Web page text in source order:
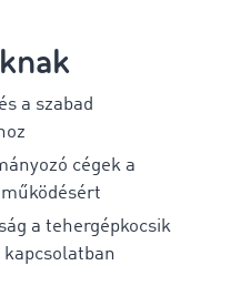
a szabad
cégek a
a tehergépkocsik